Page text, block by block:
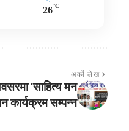
26°C
अर्को लेख
‘साहित्य मन
कार्यक्रम सम्पन्न